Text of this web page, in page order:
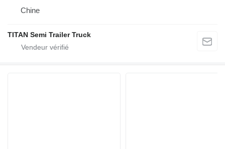
Chine
TITAN Semi Trailer Truck